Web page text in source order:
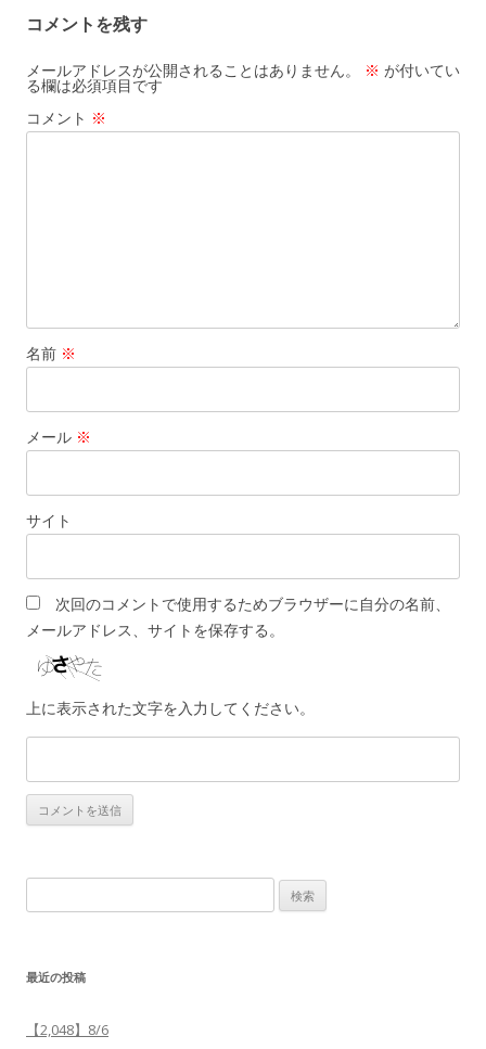
ビ
ゲ
ー
シ
コメントを残す
メールアドレスが公開されることはありません。 ※ が付いてい
る欄は必須項目です
コメント ※
名前 ※
メール ※
サイト
次回のコメントで使用するためブラウザーに自分の名前、
メールアドレス、サイトを保存する。
上に表示された文字を入力してください。
索:
最近の投稿
【2,048】8/6